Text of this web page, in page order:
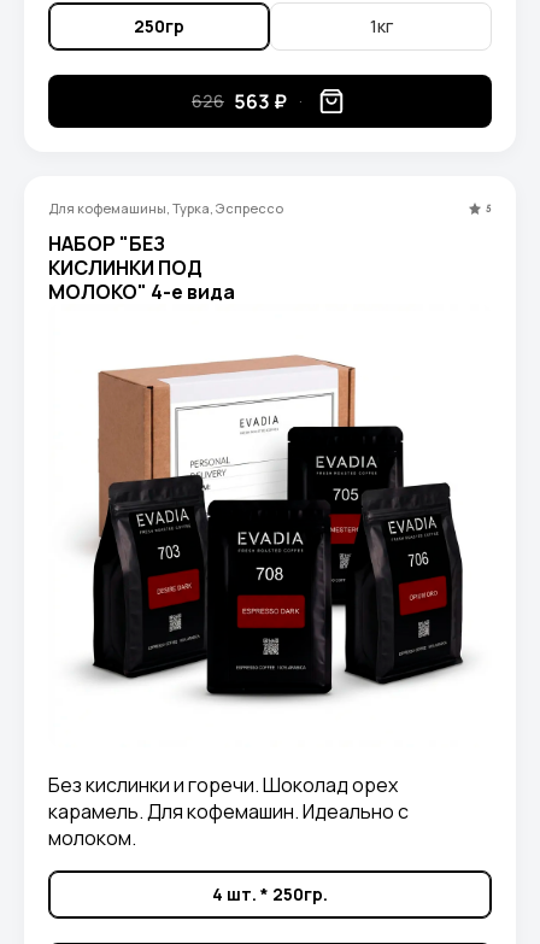
250гр 1кг
626 563 ₽
Для кофемашины, Турка, Эспрессо 5
НАБОР "БЕЗ
КИСЛИНКИ ПОД
МОЛОКО" 4-е вида
Без кислинки и горечи. Шоколад орех
карамель. Для кофемашин. Идеально с
молоком.
4 шт. * 250гр.